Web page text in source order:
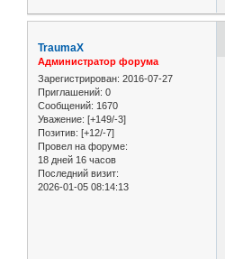
TraumaX
Администратор форума
Зарегистрирован: 2016-07-27
Приглашений: 0
Сообщений: 1670
Уважение: [+149/-3]
Позитив: [+12/-7]
Провел на форуме:
18 дней 16 часов
Последний визит:
2026-01-05 08:14:13